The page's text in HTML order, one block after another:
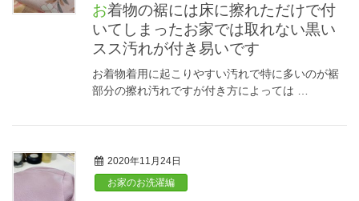
お着物の裾には床に擦れただけで付
いてしまったお家では取れない黒い
スス汚れが付き易いです
お着物着用に起こりやすい汚れで特に多いのが裾
部分の擦れ汚れですが付き方によっては …
2020年11月24日
お家のお洗濯編